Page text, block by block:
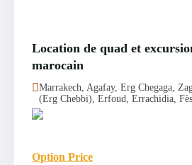
Location de quad et
marocain
Marrakech, Agafay, Erg Chegaga,
(Erg Chebbi), Erfoud, Errachidia, Fès
Option Price